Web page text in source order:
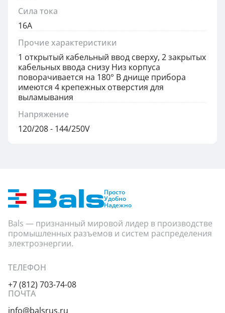
Сила тока
16А
Прочие характеристики
1 открытый кабельный ввод сверху, 2 закрытых
кабельных ввода снизу Низ корпуса
поворачивается на 180° В днище прибора
имеются 4 крепежных отверстия для
выламывания
Напряжение
120/208 - 144/250V
Просто
Удобно
Надежно
Bals — признанный мировой лидер в производстве
промышленных разъемов и систем распределения
электроэнергии.
ТЕЛЕФОН
+7 (812) 703-74-08
ПОЧТА
info@balsrus.ru